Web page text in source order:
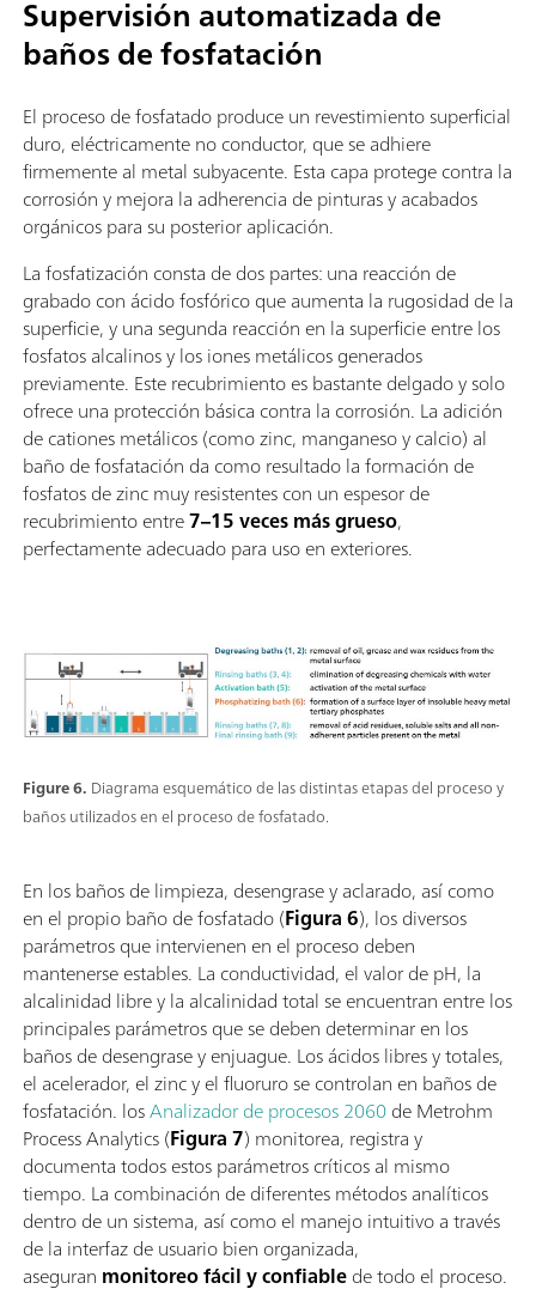
Supervisión automatizada de
baños de fosfatación
El proceso de fosfatado produce un revestimiento superficial
duro, eléctricamente no conductor, que se adhiere
firmemente al metal subyacente. Esta capa protege contra la
corrosión y mejora la adherencia de pinturas y acabados
orgánicos para su posterior aplicación.
La fosfatización consta de dos partes: una reacción de
grabado con ácido fosfórico que aumenta la rugosidad de la
superficie, y una segunda reacción en la superficie entre los
fosfatos alcalinos y los iones metálicos generados
previamente. Este recubrimiento es bastante delgado y solo
ofrece una protección básica contra la corrosión. La adición
de cationes metálicos (como zinc, manganeso y calcio) al
baño de fosfatación da como resultado la formación de
fosfatos de zinc muy resistentes con un espesor de
recubrimiento entre7–15 veces más grueso,
perfectamente adecuado para uso en exteriores.
Figure 6. Diagrama esquemático de las distintas etapas del proceso y
baños utilizados en el proceso de fosfatado.
En los baños de limpieza, desengrase y aclarado, así como
en el propio baño de fosfatado (Figura 6), los diversos
parámetros que intervienen en el proceso deben
mantenerse estables. La conductividad, el valor de pH, la
alcalinidad libre y la alcalinidad total se encuentran entre los
principales parámetros que se deben determinar en los
baños de desengrase y enjuague. Los ácidos libres y totales,
el acelerador, el zinc y el fluoruro se controlan en baños de
fosfatación. losAnalizador de procesos 2060de Metrohm
Process Analytics (Figura 7) monitorea, registra y
documenta todos estos parámetros críticos al mismo
tiempo. La combinación de diferentes métodos analíticos
dentro de un sistema, así como el manejo intuitivo a través
de la interfaz de usuario bien organizada,
aseguran monitoreo fácil y confiablede todo el proceso.